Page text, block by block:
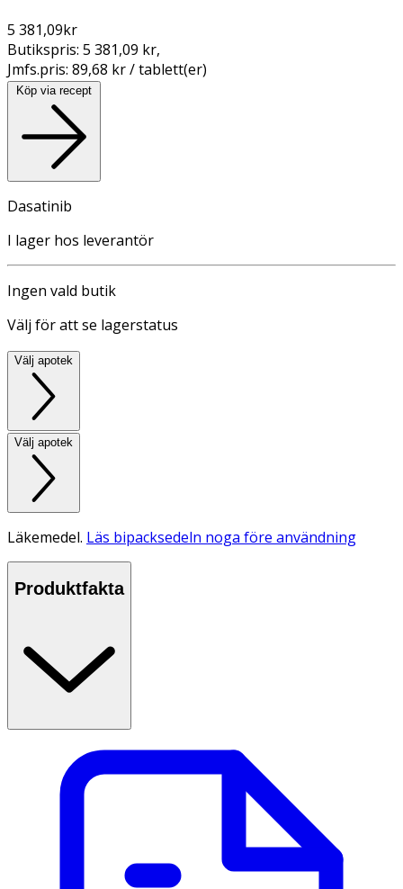
5 381,09kr
Butikspris: 5 381,09 kr,
Jmfs.pris: 89,68 kr / tablett(er)
Köp via recept
Dasatinib
I lager hos leverantör
Ingen vald butik
Välj för att se lagerstatus
Välj apotek
Välj apotek
Läkemedel. Läs bipacksedeln noga före användning
Produktfakta